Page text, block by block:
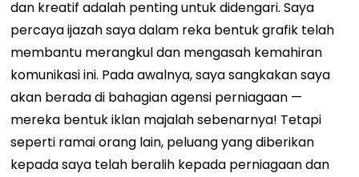
dan kreatif adalah penting untuk didengari. Saya
percaya ijazah saya dalam reka bentuk grafik telah
membantu merangkul dan mengasah kemahiran
komunikasi ini. Pada awalnya, saya sangkakan saya
akan berada di bahagian agensi perniagaan —
mereka bentuk iklan majalah sebenarnya! Tetapi
seperti ramai orang lain, peluang yang diberikan
kepada saya telah beralih kepada perniagaan dan